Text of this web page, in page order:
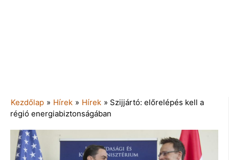
Kezdőlap » Hírek » Hírek » Szijjártó: előrelépés kell a
régió energiabiztonságában